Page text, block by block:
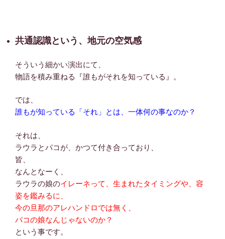
共通認識という、地元の空気感
そういう細かい演出にて、
物語を積み重ねる『誰もがそれを知っている』。
では、
誰もが知っている「それ」とは、一体何の事なのか？
それは、
ラウラとパコが、かつて付き合っており、
皆、
なんとなーく、
ラウラの娘のイレーネって、生まれたタイミングや、容
姿を鑑みるに、
今の旦那のアレハンドロでは無く、
パコの娘なんじゃないのか？
という事です。